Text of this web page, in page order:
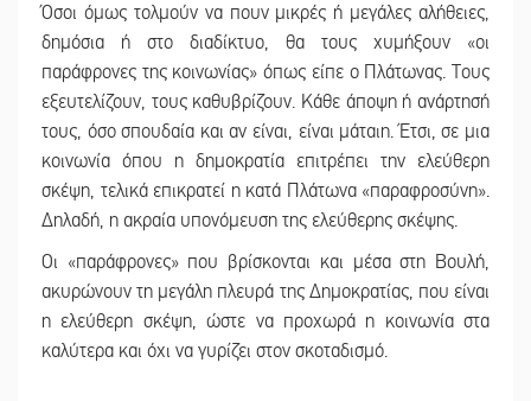
Όσοι όμως τολμούν να πουν μικρές ή μεγάλες αλήθειες,
δημόσια ή στο διαδίκτυο, θα τους χυμήξουν «οι
παράφρονες της κοινωνίας» όπως είπε ο Πλάτωνας. Τους
εξευτελίζουν, τους καθυβρίζουν. Κάθε άποψη ή ανάρτησή
τους, όσο σπουδαία και αν είναι, είναι μάταιη. Έτσι, σε μια
κοινωνία όπου η δημοκρατία επιτρέπει την ελεύθερη
σκέψη, τελικά επικρατεί η κατά Πλάτωνα «παραφροσύνη».
Δηλαδή, η ακραία υπονόμευση της ελεύθερης σκέψης.
Οι «παράφρονες» που βρίσκονται και μέσα στη Βουλή,
ακυρώνουν τη μεγάλη πλευρά της Δημοκρατίας, που είναι
η ελεύθερη σκέψη, ώστε να προχωρά η κοινωνία στα
καλύτερα και όχι να γυρίζει στον σκοταδισμό.